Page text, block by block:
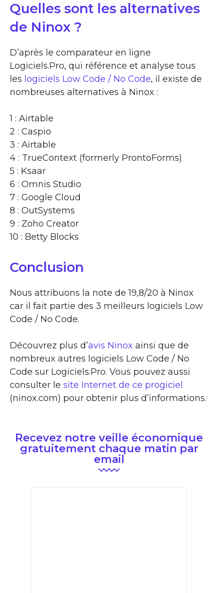
Quelles sont les alternatives
de Ninox ?
D’après le comparateur en ligne
Logiciels.Pro, qui référence et analyse tous
les logiciels Low Code / No Code, il existe de
nombreuses alternatives à Ninox :
1 : Airtable
2 : Caspio
3 : Airtable
4 : TrueContext (formerly ProntoForms)
5 : Ksaar
6 : Omnis Studio
7 : Google Cloud
8 : OutSystems
9 : Zoho Creator
10 : Betty Blocks
Conclusion
Nous attribuons la note de 19,8/20 à Ninox
car il fait partie des 3 meilleurs logiciels Low
Code / No Code.
Découvrez plus d’avis Ninox ainsi que de
nombreux autres logiciels Low Code / No
Code sur Logiciels.Pro. Vous pouvez aussi
consulter le site Internet de ce progiciel
(ninox.com) pour obtenir plus d’informations.
Recevez notre veille économique
gratuitement chaque matin par
email